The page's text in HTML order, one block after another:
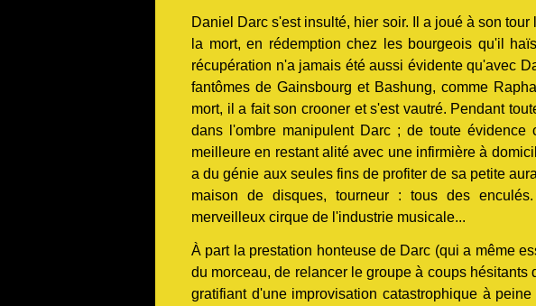
Daniel Darc s'est insulté, hier soir. Il a joué à son
la mort, en rédemption chez les bourgeois qu'il
récupération n'a jamais été aussi évidente qu'avec
fantômes de Gainsbourg et Bashung, comme
mort, il a fait son crooner et s'est vautré. Pendant
dans l'ombre manipulent Darc ; de toute
meilleure en restant alité avec une infirmière à
a du génie aux seules fins de profiter de sa petite
maison de disques, tourneur : tous des
merveilleux cirque de l'industrie musicale...
À part la prestation honteuse de Darc (qui a même
du morceau, de relancer le groupe à coups hésitants
gratifiant d'une improvisation catastrophique à